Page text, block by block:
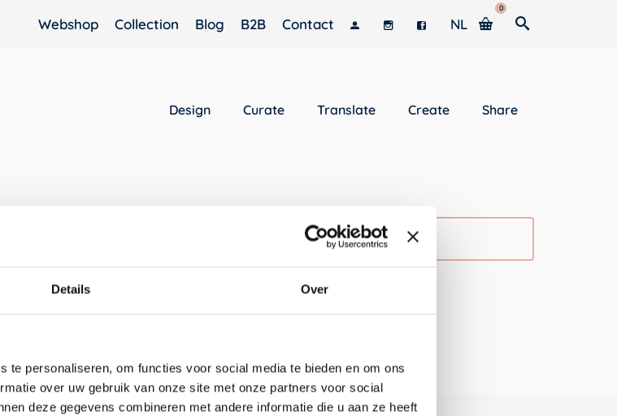
Details Over
te personaliseren, om functies voor social media te bieden en om ons
over uw gebruik van onze site met onze partners voor social
deze gegevens combineren met andere informatie die u aan ze heeft
0
Webshop Collection Blog B2B Contact NL
Design Curate Translate Create Share